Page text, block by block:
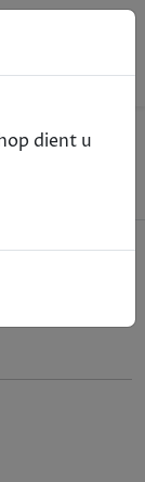
DOC -
-
dient u